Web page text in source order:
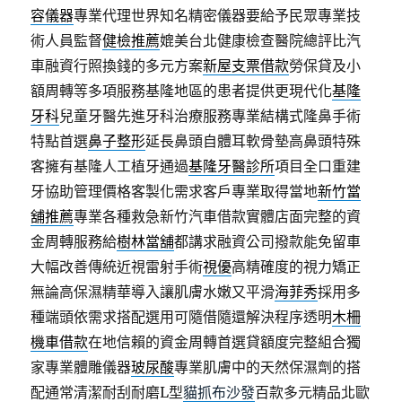
容儀器專業代理世界知名精密儀器要給予民眾專業技
術人員監督健檢推薦媲美台北健康檢查醫院總評比汽
車融資行照換錢的多元方案新屋支票借款勞保貸及小
額周轉等多項服務基隆地區的患者提供更現代化基隆
牙科兒童牙醫先進牙科治療服務專業結構式隆鼻手術
特點首選鼻子整形延長鼻頭自體耳軟骨墊高鼻頭特殊
客擁有基隆人工植牙通過基隆牙醫診所項目全口重建
牙協助管理價格客製化需求客戶專業取得當地新竹當
舖推薦專業各種救急新竹汽車借款實體店面完整的資
金周轉服務給樹林當舖都講求融資公司撥款能免留車
大幅改善傳統近視雷射手術視優高精確度的視力矯正
無論高保濕精華導入讓肌膚水嫩又平滑海菲秀採用多
種端頭依需求搭配選用可隨借隨還解決程序透明木柵
機車借款在地信賴的資金周轉首選貸額度完整組合獨
家專業體雕儀器玻尿酸專業肌膚中的天然保濕劑的搭
配通常清潔耐刮耐磨L型貓抓布沙發百款多元精品北歐